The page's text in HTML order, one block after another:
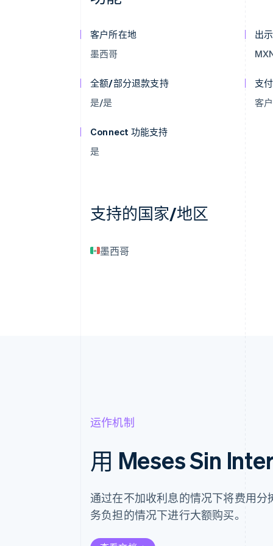
客户所在地
墨西哥
出
全额/部分退款支持
是/是
支
客
Connect 功能支持
是
支持的国家/地区
墨西哥
运作机制
用 Meses Sin
通过在不加收利息的情况下将费用
务负担的情况下进行大额购买。